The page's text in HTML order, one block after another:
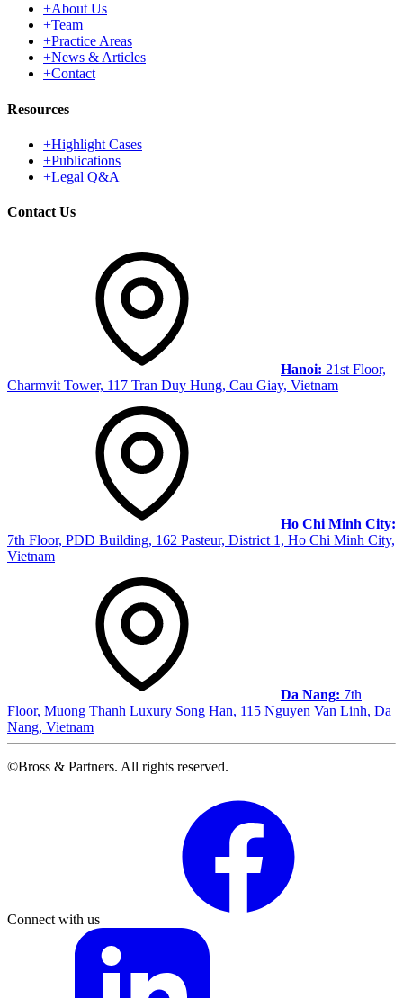
+About Us
+Team
+Practice Areas
+News & Articles
+Contact
Resources
+Highlight Cases
+Publications
+Legal Q&A
Contact Us
Hanoi: 21st Floor,
Charmvit Tower, 117 Tran Duy Hung, Cau Giay, Vietnam
Ho Chi Minh City:
7th Floor, PDD Building, 162 Pasteur, District 1, Ho Chi Minh City,
Vietnam
Da Nang: 7th
Floor, Muong Thanh Luxury Song Han, 115 Nguyen Van Linh, Da
Nang, Vietnam
©Bross & Partners. All rights reserved.
Connect with us